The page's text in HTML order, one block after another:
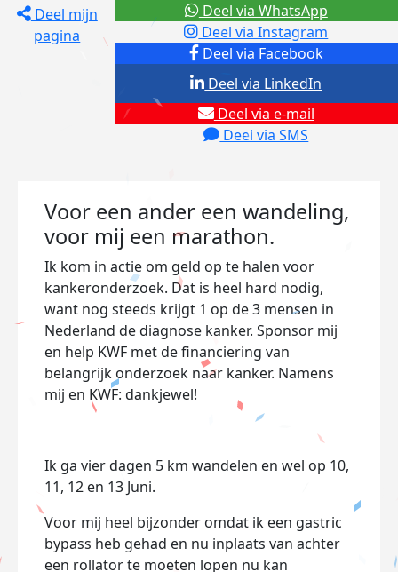
Deel mijn
pagina
Deel via Facebook
Deel via Instagram
Deel via e-mail
Deel via SMS
Deel via LinkedIn
Deel via WhatsApp
Voor een ander een wandeling,
voor mij een marathon.
Ik kom in actie om geld op te halen voor
kankeronderzoek. Dat is heel hard nodig,
want nog steeds krijgt 1 op de 3 mensen in
Nederland de diagnose kanker. Sponsor mij
en help KWF met de financiering van
belangrijk onderzoek naar kanker. Namens
mij en KWF: dankjewel!
Ik ga vier dagen 5 km wandelen en wel op 10,
11, 12 en 13 Juni.
Voor mij heel bijzonder omdat ik een gastric
bypass heb gehad en nu inplaats van achter
een rollator te moeten lopen nu kan